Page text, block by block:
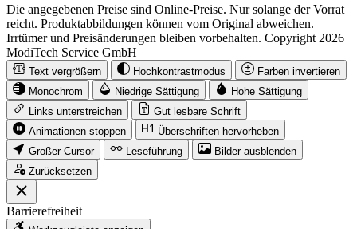
Die angegebenen Preise sind Online-Preise. Nur solange der Vorrat
reicht. Produktabbildungen können vom Original abweichen.
Irrtümer und Preisänderungen bleiben vorbehalten. Copyright 2026
ModiTech Service GmbH
Text vergrößern Hochkontrastmodus
Farben invertieren
Monochrom
Niedrige Sättigung
Hohe Sättigung
Links unterstreichen
Gut lesbare Schrift
Animationen stoppen
Überschriften hervorheben
Großer Cursor
Leseführung
Bilder ausblenden
Zurücksetzen
Barrierefreiheit